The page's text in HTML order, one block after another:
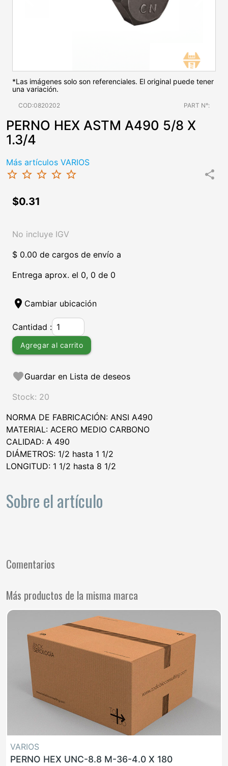
*Las imágenes solo son referenciales. El original puede tener
una variación.
COD:0820202 PART N°:
PERNO HEX ASTM A490 5/8 X
1.3/4
Más artículos VARIOS
star_border star_border star_border star_border star_border share
$0.31
No incluye IGV
$ 0.00 de cargos de envío a
Entrega aprox. el 0, 0 de 0
location_on Cambiar ubicación
Cantidad :
Agregar al carrito
favoriteGuardar en Lista de deseos
Stock: 20
NORMA DE FABRICACIÓN: ANSI A490
MATERIAL: ACERO MEDIO CARBONO
CALIDAD: A 490
DIÁMETROS: 1/2 hasta 1 1/2
LONGITUD: 1 1/2 hasta 8 1/2
Sobre el artículo
Comentarios
Más productos de la misma marca
VARIOS
PERNO HEX UNC-8.8 M-36-4.0 X 180